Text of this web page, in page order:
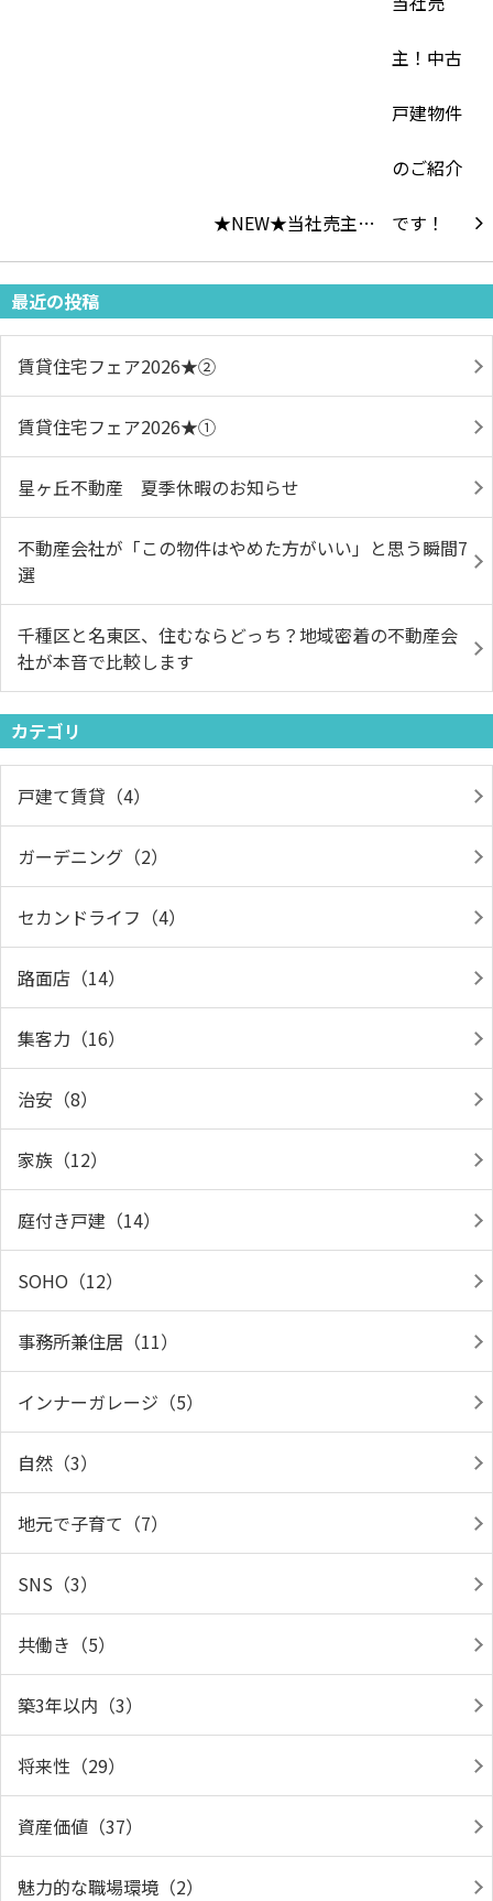
★NEW★当社売主…
最近の投稿
賃貸住宅フェア2026★➁
賃貸住宅フェア2026★①
星ヶ丘不動産 夏季休暇のお知らせ
不動産会社が「この物件はやめた方がいい」と思う瞬間7
選
千種区と名東区、住むならどっち？地域密着の不動産会
社が本音で比較します
カテゴリ
戸建て賃貸（4）
ガーデニング（2）
セカンドライフ（4）
路面店（14）
集客力（16）
治安（8）
家族（12）
庭付き戸建（14）
SOHO（12）
事務所兼住居（11）
インナーガレージ（5）
自然（3）
地元で子育て（7）
SNS（3）
共働き（5）
築3年以内（3）
将来性（29）
資産価値（37）
魅力的な職場環境（2）